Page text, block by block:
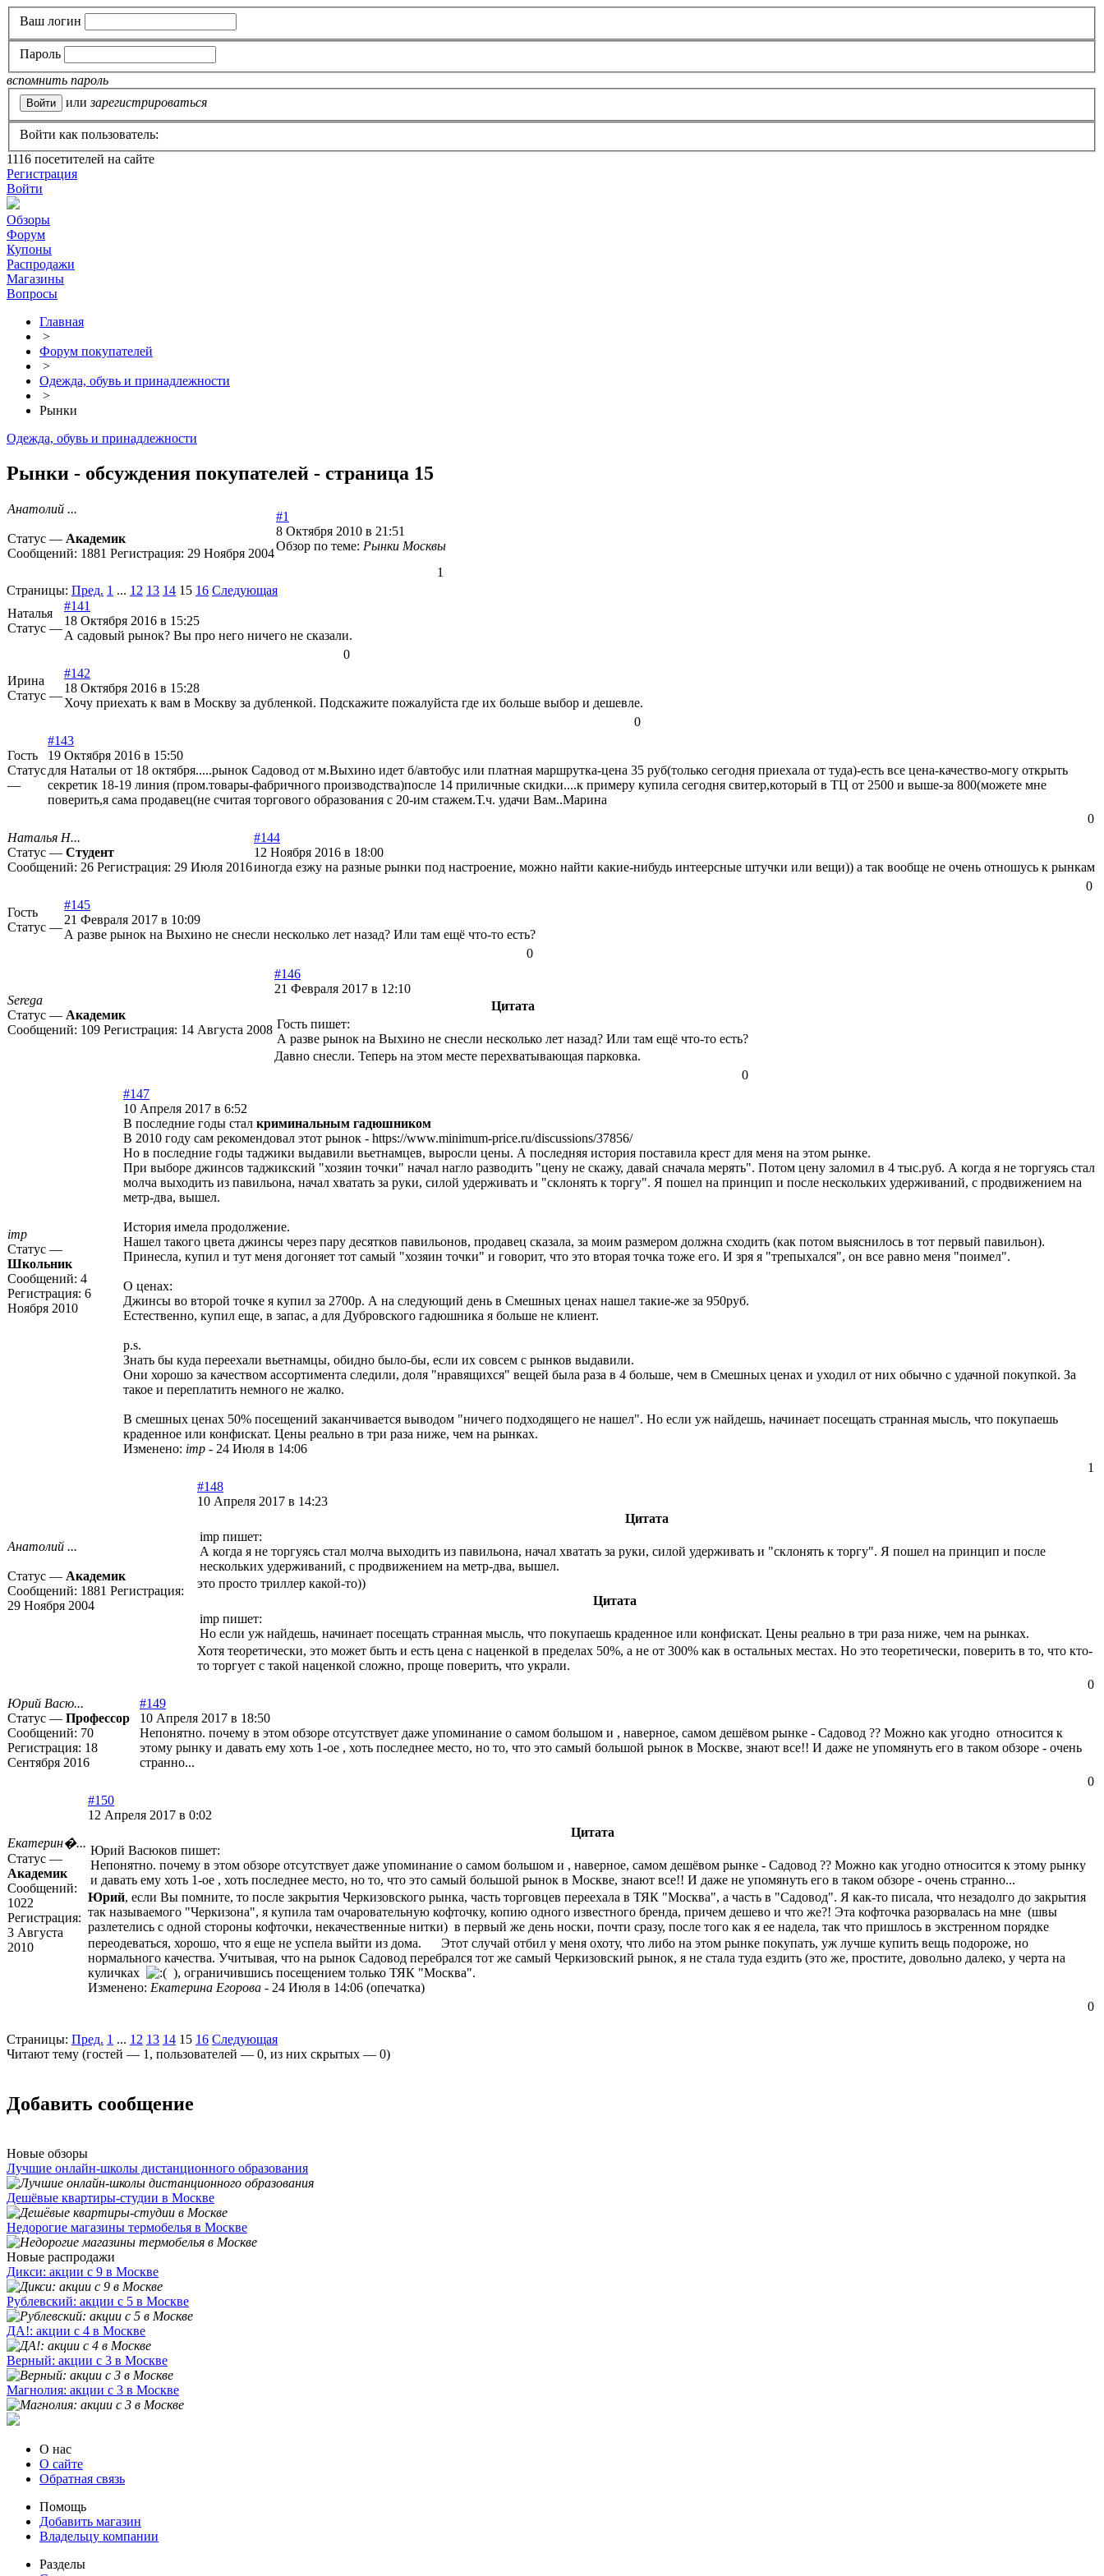
Ваш логин
Пароль
вспомнить пароль
или зарегистрироваться
Войти как пользователь:
1116 посетителей на сайте
Регистрация
Войти
Обзоры
Форум
Купоны
Распродажи
Магазины
Вопросы
Главная
>
Форум покупателей
>
Одежда, обувь и принадлежности
>
Рынки
Одежда, обувь и принадлежности
Рынки - обсуждения покупателей - страница 15
Анатолий ...
Статус — Академик
Сообщений: 1881 Регистрация: 29 Ноября 2004
#1
8 Октября 2010 в 21:51
Обзор по теме: Рынки Москвы
1
Страницы: Пред. 1 ... 12 13 14 15 16 Следующая
Наталья
Статус —
#141
18 Октября 2016 в 15:25
А садовый рынок? Вы про него ничего не сказали.
0
Ирина
Статус —
#142
18 Октября 2016 в 15:28
Хочу приехать к вам в Москву за дубленкой. Подскажите пожалуйста где их больше выбор и дешевле.
0
Гость
Статус
—
#143
19 Октября 2016 в 15:50
для Натальи от 18 октября.....рынок Садовод от м.Выхино идет б/автобус или платная маршрутка-цена 35 руб(только сегодня приехала от туда)-есть все цена-качество-могу открыть
секретик 18-19 линия (пром.товары-фабричного производства)после 14 приличные скидки....к примеру купила сегодня свитер,который в ТЦ от 2500 и выше-за 800(можете мне
поверить,я сама продавец(не считая торгового образования с 20-им стажем.Т.ч. удачи Вам..Марина
0
Наталья Н...
Статус — Студент
Сообщений: 26 Регистрация: 29 Июля 2016
#144
12 Ноября 2016 в 18:00
иногда езжу на разные рынки под настроение, можно найти какие-нибудь интеерсные штучки или вещи)) а так вообще не очень отношусь к рынкам
0
Гость
Статус —
#145
21 Февраля 2017 в 10:09
А разве рынок на Выхино не снесли несколько лет назад? Или там ещё что-то есть?
0
Serega
Статус — Академик
Сообщений: 109 Регистрация: 14 Августа 2008
#146
21 Февраля 2017 в 12:10
Цитата
Гость пишет:
А разве рынок на Выхино не снесли несколько лет назад? Или там ещё что-то есть?
Давно снесли. Теперь на этом месте перехватывающая парковка.
0
imp
Статус —
Школьник
Сообщений: 4
Регистрация: 6
Ноября 2010
#147
10 Апреля 2017 в 6:52
В последние годы стал криминальным гадюшником
В 2010 году сам рекомендовал этот рынок - https://www.minimum-price.ru/discussions/37856/
Но в последние годы таджики выдавили вьетнамцев, выросли цены. А последняя история поставила крест для меня на этом рынке.
При выборе джинсов таджикский "хозяин точки" начал нагло разводить "цену не скажу, давай сначала мерять". Потом цену заломил в 4 тыс.руб. А когда я не торгуясь стал
молча выходить из павильона, начал хватать за руки, силой удерживать и "склонять к торгу". Я пошел на принцип и после нескольких удерживаний, с продвижением на
метр-два, вышел.
История имела продолжение.
Нашел такого цвета джинсы через пару десятков павильонов, продавец сказала, за моим размером должна сходить (как потом выяснилось в тот первый павильон).
Принесла, купил и тут меня догоняет тот самый "хозяин точки" и говорит, что это вторая точка тоже его. И зря я "трепыхался", он все равно меня "поимел".
О ценах:
Джинсы во второй точке я купил за 2700р. А на следующий день в Смешных ценах нашел такие-же за 950руб.
Естественно, купил еще, в запас, а для Дубровского гадюшника я больше не клиент.
p.s.
Знать бы куда переехали вьетнамцы, обидно было-бы, если их совсем с рынков выдавили.
Они хорошо за качеством ассортимента следили, доля "нравящихся" вещей была раза в 4 больше, чем в Смешных ценах и уходил от них обычно с удачной покупкой. За
такое и переплатить немного не жалко.
В смешных ценах 50% посещений заканчивается выводом "ничего подходящего не нашел". Но если уж найдешь, начинает посещать странная мысль, что покупаешь
краденное или конфискат. Цены реально в три раза ниже, чем на рынках.
Изменено: imp - 24 Июля в 14:06
1
Анатолий ...
Статус — Академик
Сообщений: 1881 Регистрация:
29 Ноября 2004
#148
10 Апреля 2017 в 14:23
Цитата
imp пишет:
А когда я не торгуясь стал молча выходить из павильона, начал хватать за руки, силой удерживать и "склонять к торгу". Я пошел на принцип и после
нескольких удерживаний, с продвижением на метр-два, вышел.
это просто триллер какой-то))
Цитата
imp пишет:
Но если уж найдешь, начинает посещать странная мысль, что покупаешь краденное или конфискат. Цены реально в три раза ниже, чем на рынках.
Хотя теоретически, это может быть и есть цена с наценкой в пределах 50%, а не от 300% как в остальных местах. Но это теоретически, поверить в то, что кто-
то торгует с такой наценкой сложно, проще поверить, что украли.
0
Юрий Васю...
Статус — Профессор
Сообщений: 70
Регистрация: 18
Сентября 2016
#149
10 Апреля 2017 в 18:50
Непонятно. почему в этом обзоре отсутствует даже упоминание о самом большом и , наверное, самом дешёвом рынке - Садовод ?? Можно как угодно относится к
этому рынку и давать ему хоть 1-ое , хоть последнее место, но то, что это самый большой рынок в Москве, знают все!! И даже не упомянуть его в таком обзоре - очень
странно...
0
Екатерин�...
Статус —
Академик
Сообщений:
1022
Регистрация:
3 Августа
2010
#150
12 Апреля 2017 в 0:02
Цитата
Юрий Васюков пишет:
Непонятно. почему в этом обзоре отсутствует даже упоминание о самом большом и , наверное, самом дешёвом рынке - Садовод ?? Можно как угодно относится к этому рынку
и давать ему хоть 1-ое , хоть последнее место, но то, что это самый большой рынок в Москве, знают все!! И даже не упомянуть его в таком обзоре - очень странно...
Юрий, если Вы помните, то после закрытия Черкизовского рынка, часть торговцев переехала в ТЯК "Москва", а часть в "Садовод". Я как-то писала, что незадолго до закрытия
так называемого "Черкизона", я купила там очаровательную кофточку, копию одного известного бренда, причем дешево и что же?! Эта кофточка разорвалась на мне (швы
разлетелись с одной стороны кофточки, некачественные нитки) в первый же день носки, почти сразу, после того как я ее надела, так что пришлось в экстренном порядке
переодеваться, хорошо, что я еще не успела выйти из дома.
Этот случай отбил у меня охоту, что либо на этом рынке покупать, уж лучше купить вещь подороже, но
нормального качества. Учитывая, что на рынок Садовод перебрался тот же самый Черкизовский рынок, я не стала туда ездить (это же, простите, довольно далеко, у черта на
куличках
), ограничившись посещением только ТЯК "Москва".
Изменено: Екатерина Егорова - 24 Июля в 14:06 (опечатка)
0
Страницы: Пред. 1 ... 12 13 14 15 16 Следующая
Читают тему (гостей — 1 , пользователей — 0, из них скрытых — 0)
Добавить сообщение
Новые обзоры
Лучшие онлайн-школы дистанционного образования
Дешёвые квартиры-студии в Москве
Недорогие магазины термобелья в Москве
Новые распродажи
Дикси: акции с 9 в Москве
Рублевский: акции с 5 в Москве
ДА!: акции с 4 в Москве
Верный: акции с 3 в Москве
Магнолия: акции с 3 в Москве
О нас
О сайте
Обратная связь
Помощь
Добавить магазин
Владельцу компании
Разделы